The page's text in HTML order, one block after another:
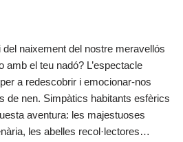
del naixement del nostre meravellós
amb el teu nadó? L’espectacle
a redescobrir i emocionar-nos
de nen. Simpàtics habitants esfèrics
aventura: les majestuoses
les abelles recol·lectores…